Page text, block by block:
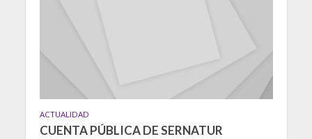
ACTUALIDAD
CUENTA PÚBLICA DE SERNATUR